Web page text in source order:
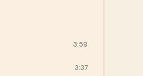
3:59
3:37